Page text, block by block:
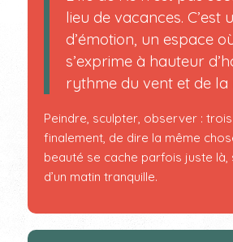
lieu de vacances. C’est
d’émotion, un espace
s’exprime à hauteur
rythme du vent et de la
Peindre, sculpter, observer :
finalement, de dire la même
beauté se cache parfois juste là,
d’un matin tranquille.